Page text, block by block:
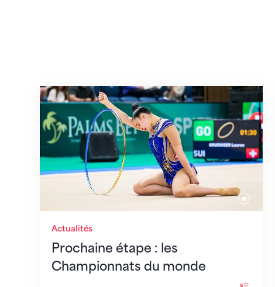
Actualités
Prochaine étape : les
Championnats du monde
Prochaine étape : les Championnats du